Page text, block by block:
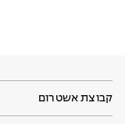
קבוצת אשטרום